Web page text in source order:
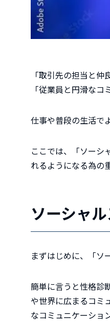
「取引先の担当と仲
「従業員と円滑なコ
仕事や普段の生活で
ここでは、「ソーシ
れるようになる為の
ソーシャ
まずはじめに、「ソ
簡単に言うと性格診
や世界に広まるコミ
なコミュニケーショ